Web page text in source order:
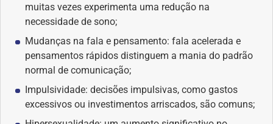
Geral
Gravidez
Medicia Alternativa
muitas vezes experimenta uma redução na
necessidade de sono;
Mudanças na fala e pensamento: fala acelerada e
pensamentos rápidos distinguem a mania do padrão
normal de comunicação;
Impulsividade: decisões impulsivas, como gastos
excessivos ou investimentos arriscados, são comuns;